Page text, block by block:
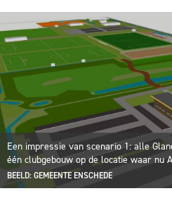
Een impressie van scenario 1: alle
één clubgebouw op de locatie waar nu
BEELD: GEMEENTE ENSCHEDE